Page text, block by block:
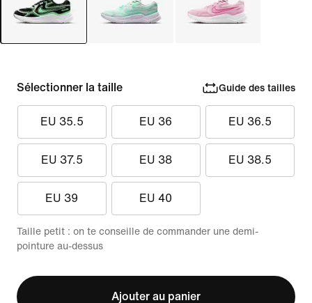
Sélectionner la taille Guide des tailles
EU 35.5 EU 36 EU 36.5
EU 37.5 EU 38 EU 38.5
EU 39 EU 40
Taille petit : on te conseille de commander une demi-
pointure au-dessus
Ajouter au panier